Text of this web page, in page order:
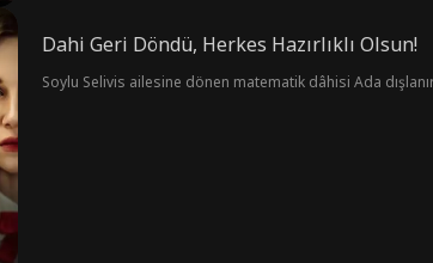
Dahi Geri Döndü, Herkes Hazırlıklı Olsun!
Soylu Selivis ailesine dönen matematik dâhisi Ada